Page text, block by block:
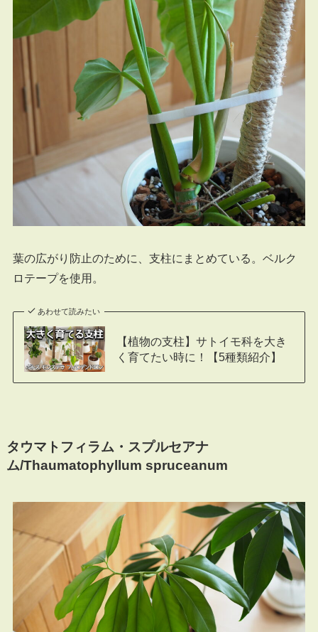
葉の広がり防止のために、支柱にまとめている。ベルク
ロテープを使用。
あわせて読みたい
【植物の支柱】サトイモ科を大き
く育てたい時に！【5種類紹介】
タウマトフィラム・スプルセアナ
ム/Thaumatophyllum spruceanum